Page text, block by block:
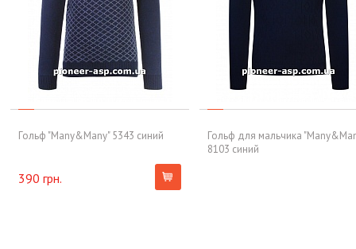
Гольф "Many&Many" 5343 синий
390 грн.
Гольф для мальчика
8103 синий